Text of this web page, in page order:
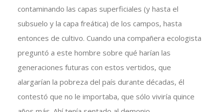
contaminando las capas superficiales (y hasta el
subsuelo y la capa freática) de los campos, hasta
entonces de cultivo. Cuando una compañera ecologista
preguntó a este hombre sobre qué harían las
generaciones futuras con estos vertidos, que
alargarían la pobreza del país durante décadas, él
contestó que no le importaba, que sólo viviría quince